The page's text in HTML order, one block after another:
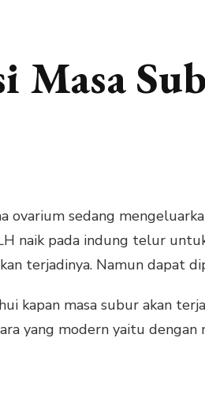
Masa
ovarium sedang
naik pada indung telur
terjadinya. Namun dapat
kapan masa subur akan
yang modern yaitu dengan